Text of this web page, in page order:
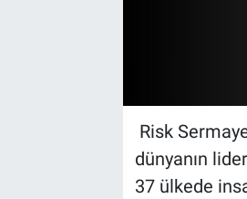
Risk
dünyanın
37 ülkede